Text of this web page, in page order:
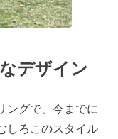
デザイン
ングで、今までに
しろこのスタイル